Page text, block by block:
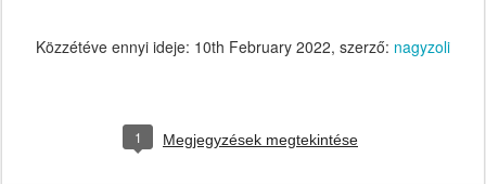
Közzétéve ennyi ideje: 10th February 2022, szerző: nagyzoli
1 Megjegyzések megtekintése